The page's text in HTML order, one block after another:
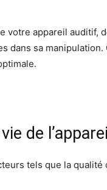
votre appareil auditif,
sa manipulation.
de
tels que la qualité